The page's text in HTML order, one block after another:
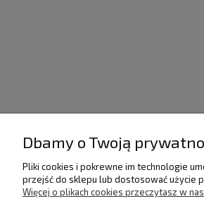
POMOC
Regulamin
Dbamy o Twoją
Pliki cookies i pokrewne im technologie
przejść do sklepu lub dostosować użycie
Więcej o plikach cookies przeczytasz w